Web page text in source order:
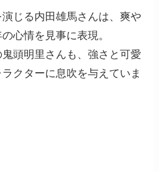
じる内田雄馬さんは、爽や
心情を見事に表現。
頭明里さんも、強さと可愛
クターに息吹を与えていま